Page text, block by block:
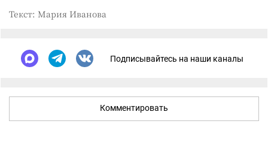
Текст: Мария Иванова
Подписывайтесь на наши каналы
Комментировать